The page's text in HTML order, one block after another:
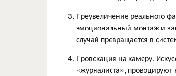
Преувеличение реального
эмоциональный монтаж и
случай превращается в
Провокация на камеру.
«журналиста»,